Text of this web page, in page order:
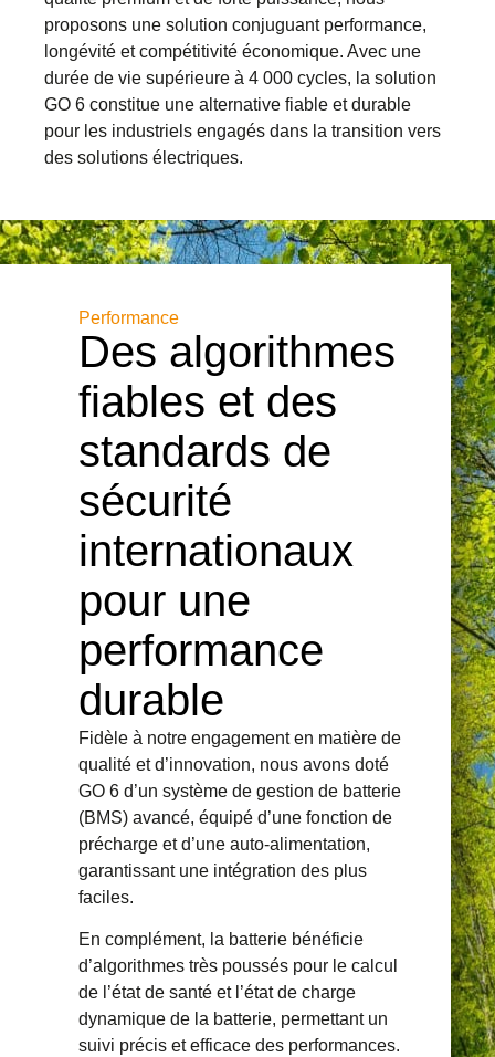
proposons une solution conjuguant performance,
longévité et compétitivité économique. Avec une
durée de vie supérieure à 4 000 cycles, la solution
GO 6 constitue une alternative fiable et durable
pour les industriels engagés dans la transition vers
des solutions électriques.
Performance
Des algorithmes
fiables et des
standards de
sécurité
internationaux
pour une
performance
durable
Fidèle à notre engagement en matière de
qualité et d’innovation, nous avons doté
GO 6 d’un système de gestion de batterie
(BMS) avancé, équipé d’une fonction de
précharge et d’une auto-alimentation,
garantissant une intégration des plus
faciles.
En complément, la batterie bénéficie
d’algorithmes très poussés pour le calcul
de l’état de santé et l’état de charge
dynamique de la batterie, permettant un
suivi précis et efficace des performances.